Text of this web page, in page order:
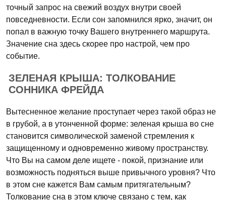
точный запрос на свежий воздух внутри своей
повседневности. Если сон запомнился ярко, значит, он
попал в важную точку Вашего внутреннего маршрута.
Значение сна здесь скорее про настрой, чем про
событие.
ЗЕЛЕНАЯ КРЫША: ТОЛКОВАНИЕ
СОННИКА ФРЕЙДА
Вытесненное желание проступает через такой образ не
в грубой, а в утонченной форме: зеленая крыша во сне
становится символической заменой стремления к
защищенному и одновременно живому пространству.
Что Вы на самом деле ищете - покой, признание или
возможность подняться выше привычного уровня? Что
в этом сне кажется Вам самым притягательным?
Толкование сна в этом ключе связано с тем, как